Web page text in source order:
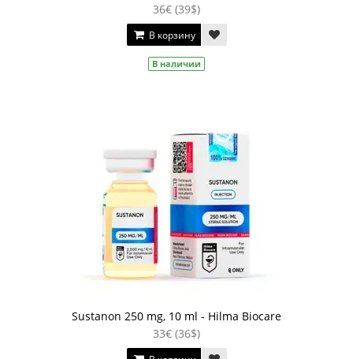
36€ (39$)
В корзину
В наличии
Sustanon 250 mg, 10 ml - Hilma Biocare
33€ (36$)